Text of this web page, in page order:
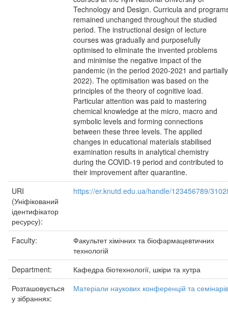
Technology and Design. Curricula and
remained unchanged throughout the studied
period. The instructional design of lecture
courses was gradually and purposefully
optimised to eliminate the invented problems
and minimise the negative impact of the
pandemic (in the period 2020-2021 and partially
2022). The optimisation was based on the
principles of the theory of cognitive load.
Particular attention was paid to mastering
chemical knowledge at the micro, macro and
symbolic levels and forming connections
between these three levels. The applied
changes in educational materials stabilised
examination results in analytical chemistry
during the COVID-19 period and contributed to
their improvement after quarantine.
URI
(Уніфікований
ідентифікатор
ресурсу):
https://er.knutd.edu.ua/handle/123456789/
Faculty:
Факультет хімічних та біофармацевтичних
технологій
Department:
Кафедра біотехнології, шкіри та хутра
Розташовується
у зібраннях:
Матеріали наукових конференцій та семінарів